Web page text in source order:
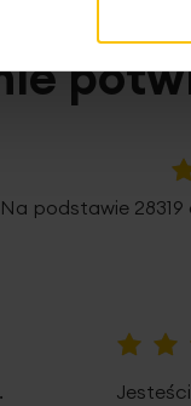
Na podstawie